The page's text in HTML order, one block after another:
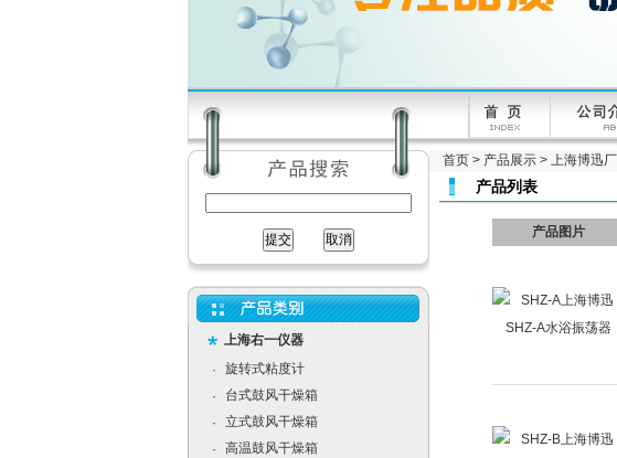
上海右一仪器
·
旋转式粘度计
·
台式鼓风干燥箱
·
立式鼓风干燥箱
·
高温鼓风干燥箱
首页 > 产品展示 > 上海博迅
产品列表
产品图片